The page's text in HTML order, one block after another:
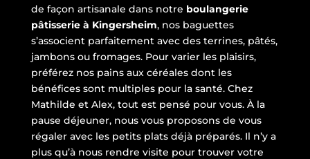
de façon artisanale dans notre boulangerie
pâtisserie à Kingersheim, nos baguettes
s’associent parfaitement avec des terrines, pâtés,
jambons ou fromages. Pour varier les plaisirs,
préférez nos pains aux céréales dont les
bénéfices sont multiples pour la santé. Chez
Mathilde et Alex, tout est pensé pour vous. À la
pause déjeuner, nous vous proposons de vous
régaler avec les petits plats déjà préparés. Il n’y a
plus qu’à nous rendre visite pour trouver votre